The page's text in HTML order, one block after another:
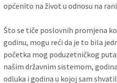
općenito na život u odnosu na
Što se tiče poslovnih promjena
godinu, mogu reći da je to bila
početka mog poduzetničkog
našim državnim sistemom,
odluka i godina u kojoj sam